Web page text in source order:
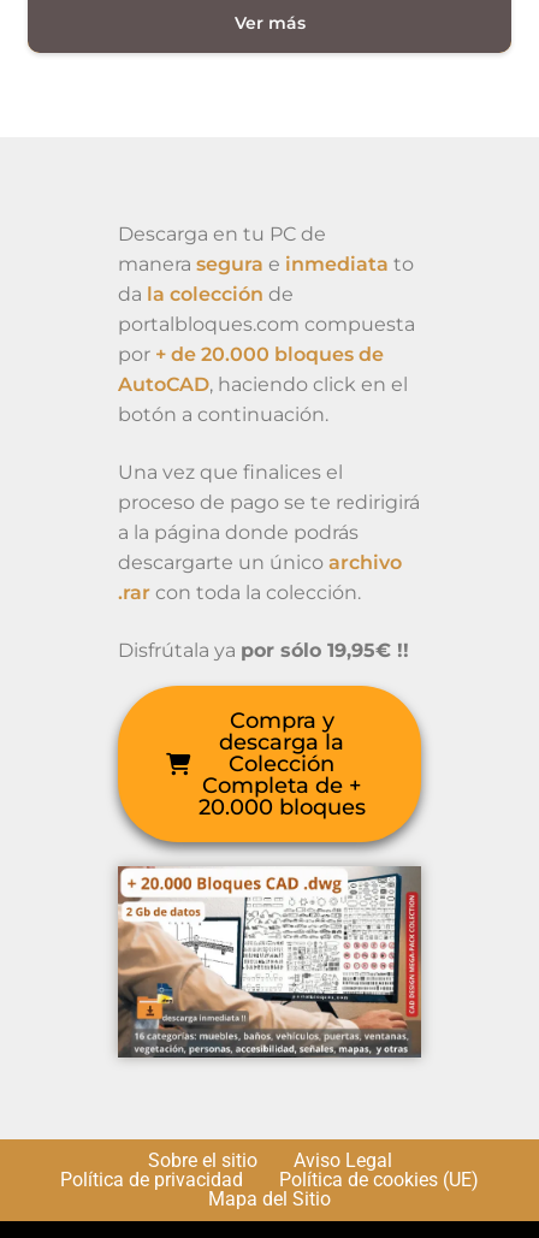
Descarga en tu PC de
manera segura e inmediata to
da la colección de
portalbloques.com compuesta
por + de 20.000 bloques de
AutoCAD, haciendo click en el
botón a continuación.
Una vez que finalices el
proceso de pago se te redirigirá
a la página donde podrás
descargarte un único archivo
.rar con toda la colección.
Disfrútala ya por sólo 19,95€ !!
Compra y
descarga la
Colección
Completa de +
20.000 bloques
Sobre el sitio
Aviso Legal
Política de privacidad
Política de cookies (UE)
Mapa del Sitio